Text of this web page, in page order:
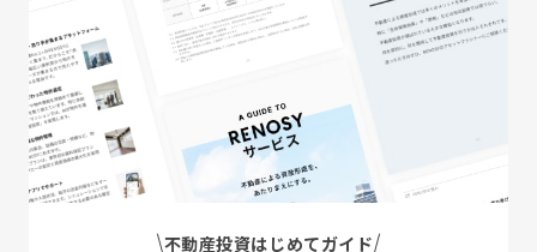
不動産投資はじめてガイド